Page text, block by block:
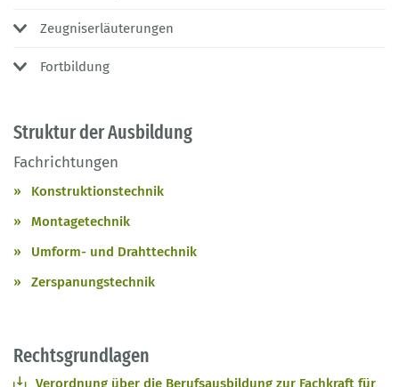
Zeugniserläuterungen
Fortbildung
Struktur der Ausbildung
Fachrichtungen
Konstruktionstechnik
Montagetechnik
Umform- und Drahttechnik
Zerspanungstechnik
Rechtsgrundlagen
Verordnung über die Berufsausbildung zur Fachkraft für